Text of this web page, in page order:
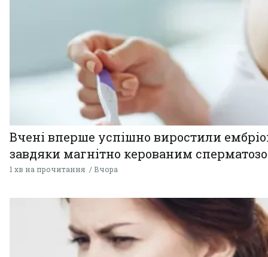
Вчені вперше успішно виростили
завдяки магнітно керованим
1 хв на прочитання Вчора